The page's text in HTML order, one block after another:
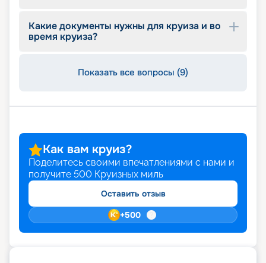
Какие документы нужны для круиза и во
время круиза?
Показать все вопросы (9)
Как вам круиз?
Поделитесь своими впечатлениями с нами и
получите 500 Круизных миль
Оставить отзыв
+500